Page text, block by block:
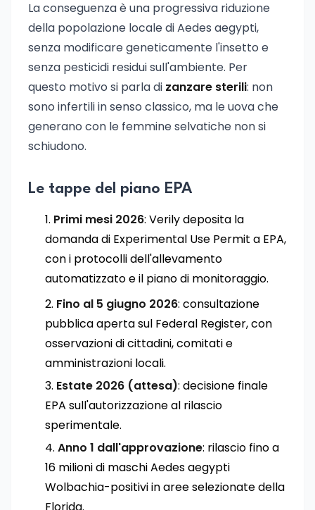
La conseguenza è una progressiva riduzione
della popolazione locale di Aedes aegypti,
senza modificare geneticamente l'insetto e
senza pesticidi residui sull'ambiente. Per
questo motivo si parla di zanzare sterili: non
sono infertili in senso classico, ma le uova che
generano con le femmine selvatiche non si
schiudono.
Le tappe del piano EPA
Primi mesi 2026: Verily deposita la
domanda di Experimental Use Permit a EPA,
con i protocolli dell'allevamento
automatizzato e il piano di monitoraggio.
Fino al 5 giugno 2026: consultazione
pubblica aperta sul Federal Register, con
osservazioni di cittadini, comitati e
amministrazioni locali.
Estate 2026 (attesa): decisione finale
EPA sull'autorizzazione al rilascio
sperimentale.
Anno 1 dall'approvazione: rilascio fino a
16 milioni di maschi Aedes aegypti
Wolbachia-positivi in aree selezionate della